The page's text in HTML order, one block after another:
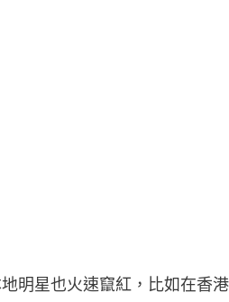
明星也火速竄紅，比如在香